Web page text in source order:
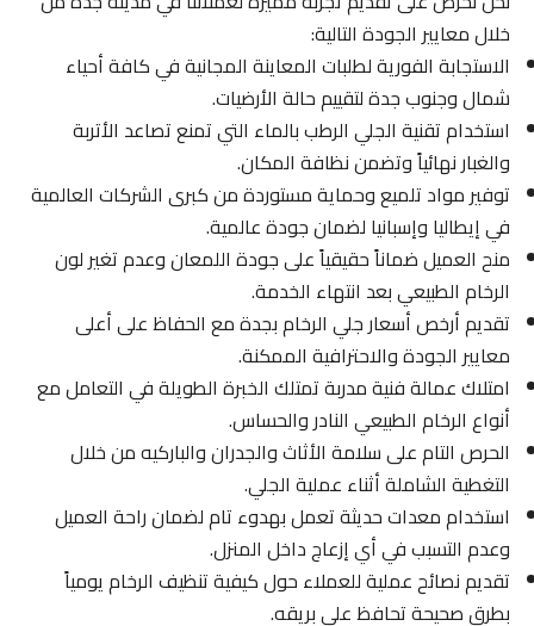
خلال معايير الجودة التالية:
الاستجابة الفورية لطلبات المعاينة المجانية في كافة أحياء
شمال وجنوب جدة لتقييم حالة الأرضيات.
استخدام تقنية الجلي الرطب بالماء التي تمنع تصاعد الأتربة
والغبار نهائياً وتضمن نظافة المكان.
توفير مواد تلميع وحماية مستوردة من كبرى الشركات العالمية
في إيطاليا وإسبانيا لضمان جودة عالمية.
منح العميل ضماناً حقيقياً على جودة اللمعان وعدم تغير لون
الرخام الطبيعي بعد انتهاء الخدمة.
تقديم أرخص أسعار جلي الرخام بجدة مع الحفاظ على أعلى
معايير الجودة والاحترافية الممكنة.
امتلاك عمالة فنية مدربة تمتلك الخبرة الطويلة في التعامل مع
أنواع الرخام الطبيعي النادر والحساس.
الحرص التام على سلامة الأثاث والجدران والباركيه من خلال
التغطية الشاملة أثناء عملية الجلي.
استخدام معدات حديثة تعمل بهدوء تام لضمان راحة العميل
وعدم التسبب في أي إزعاج داخل المنزل.
تقديم نصائح عملية للعملاء حول كيفية تنظيف الرخام يومياً
بطرق صحيحة تحافظ على بريقه.